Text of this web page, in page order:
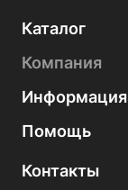
Каталог
Компания
Информация
Помощь
Контакты